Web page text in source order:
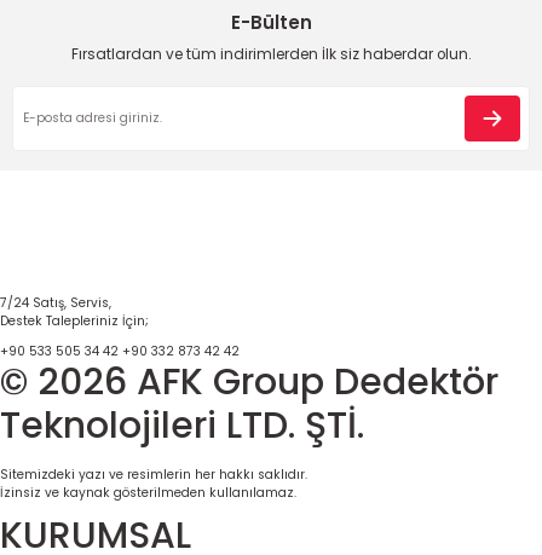
E-Bülten
Fırsatlardan ve tüm indirimlerden İlk siz haberdar olun.
7/24 Satış, Servis,
Destek Talepleriniz İçin;
+90 533 505 34 42 +90 332 873 42 42
© 2026 AFK Group Dedektör
Teknolojileri LTD. ŞTİ.
Sitemizdeki yazı ve resimlerin her hakkı saklıdır.
İzinsiz ve kaynak gösterilmeden kullanılamaz.
KURUMSAL